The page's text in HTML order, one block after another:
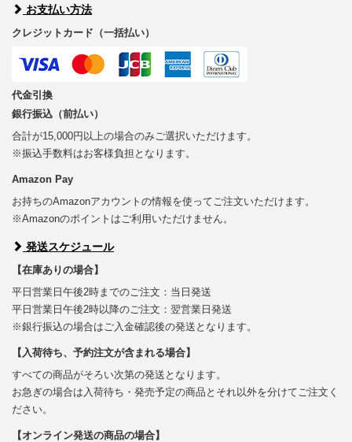
お支払い方法
クレジットカード（一括払い）
代金引換
銀行振込（前払い）
合計が15,000円以上の場合のみご選択いただけます。
※振込手数料はお客様負担となります。
Amazon Pay
お持ちのAmazonアカウントの情報を使ってご注文いただけます。
※Amazonのポイントはご利用いただけません。
発送スケジュール
【在庫ありの場合】
平日営業日午後2時までのご注文：当日発送
平日営業日午後2時以降のご注文：翌営業日発送
※銀行振込の場合はご入金確認後の発送となります。
【入荷待ち、予約注文が含まれる場合】
すべての商品がそろい次第の発送となります。
お急ぎの場合は入荷待ち・発売予定の商品とそれ以外を分けてご注文く
ださい。
【オンライン発送の商品の場合】